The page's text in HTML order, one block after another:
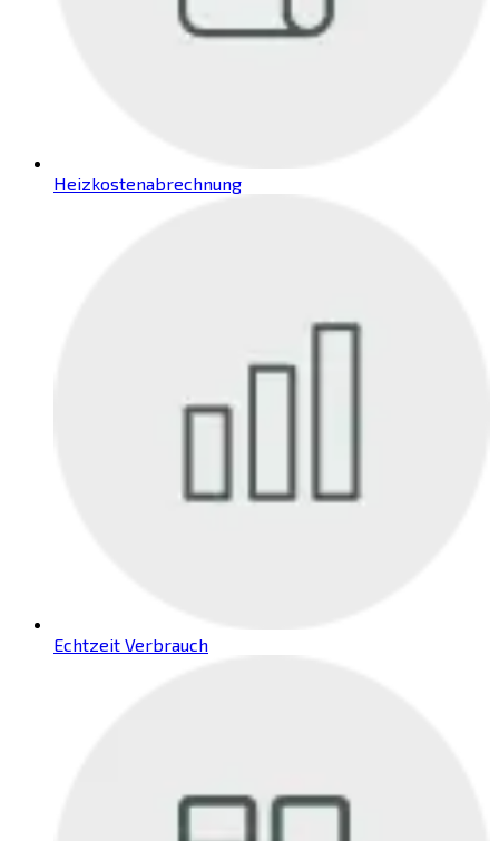
Heizkostenabrechnung
Echtzeit Verbrauch